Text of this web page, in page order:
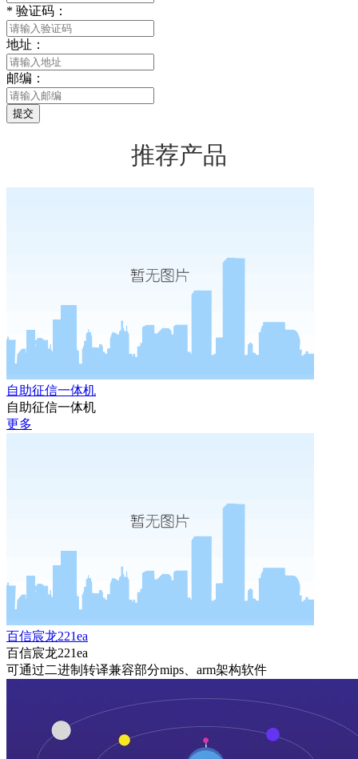
* 验证码：
地址：
邮编：
提交
推荐产品
自助征信一体机
自助征信一体机
更多
百信宸龙221ea
百信宸龙221ea
可通过二进制转译兼容部分mips、arm架构软件